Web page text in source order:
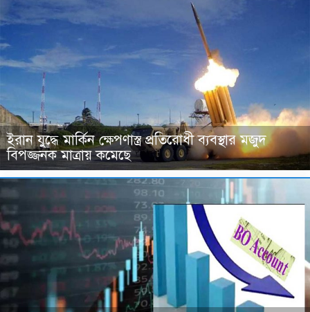
ইরান যুদ্ধে মার্কিন ক্ষেপণাস্ত্র প্রতিরোধী ব্যবস্থার মজুদ
বিপজ্জনক মাত্রায় কমেছে